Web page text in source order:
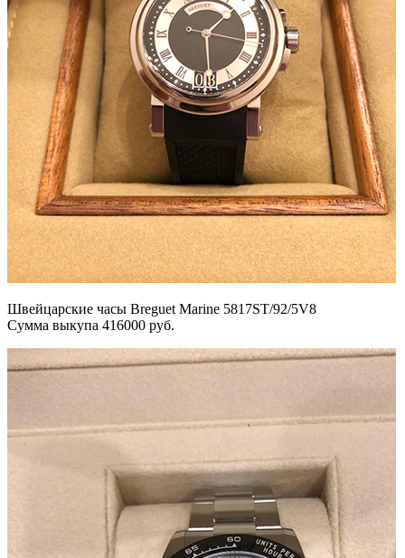
Швейцарские часы Breguet Marine 5817ST/92/5V8
Сумма выкупа 416000 руб.